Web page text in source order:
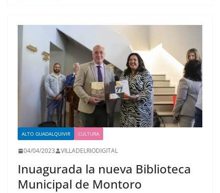
ALTO GUADALQUIVIR CULTURA
04/04/2023 VILLADELRIODIGITAL
Inuagurada la nueva Biblioteca
Municipal de Montoro